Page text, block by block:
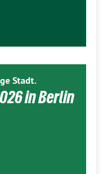
Stadt.
in Berlin